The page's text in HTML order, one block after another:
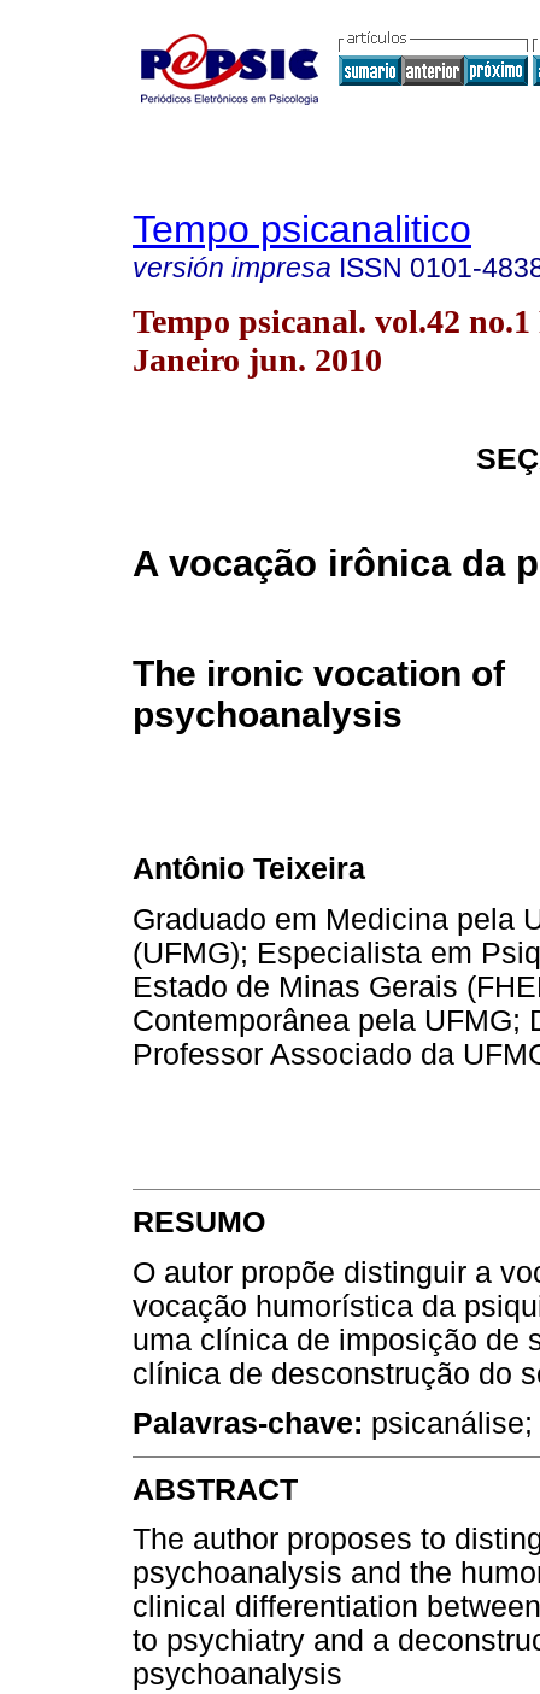
Tempo psicanalitico
versión impresa ISSN 0101-
Tempo psicanal. vol.42 no.1
Janeiro jun. 2010
A vocação irônica da
The ironic vocation of
psychoanalysis
Antônio Teixeira
Graduado em Medicina pela
(UFMG); Especialista em
Estado de Minas Gerais
Contemporânea pela UFMG;
Professor Associado da
RESUMO
O autor propõe distinguir a
vocação humorística da
uma clínica de imposição de
clínica de desconstrução do
Palavras-chave:
ABSTRACT
The author proposes to
psychoanalysis and the
clinical differentiation
to psychiatry and a
psychoanalysis